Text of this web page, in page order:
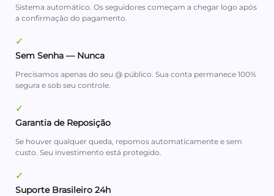
Sistema automático. Os seguidores começam a chegar logo após
a confirmação do pagamento.
✓
Sem Senha — Nunca
Precisamos apenas do seu @ público. Sua conta permanece 100%
segura e sob seu controle.
✓
Garantia de Reposição
Se houver qualquer queda, repomos automaticamente e sem
custo. Seu investimento está protegido.
✓
Suporte Brasileiro 24h